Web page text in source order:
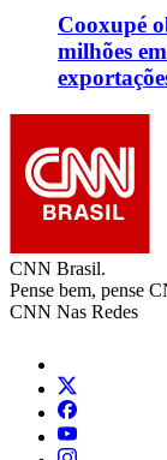
Cooxupé
milhões
CNN Brasil.
Pense bem, pense
CNN Nas Redes